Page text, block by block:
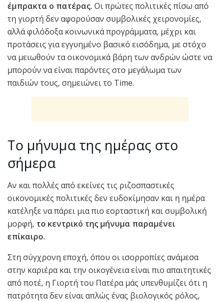
έμπρακτα ο πατέρας. Οι πρώτες πολιτικές πίσω από
τη γιορτή δεν αφορούσαν συμβολικές χειρονομίες,
αλλά φιλόδοξα κοινωνικά προγράμματα, μέχρι και
προτάσεις για εγγυημένο βασικό εισόδημα, με στόχο
να μειωθούν τα οικονομικά βάρη των ανδρών ώστε να
μπορούν να είναι παρόντες στο μεγάλωμα των
παιδιών τους, σημειώνει το Time.
Το μήνυμα της ημέρας στο
σήμερα
Αν και πολλές από εκείνες τις ριζοσπαστικές
οικονομικές πολιτικές δεν ευδοκίμησαν και η ημέρα
κατέληξε να πάρει μια πιο εορταστική και συμβολική
μορφή, το κεντρικό της μήνυμα παραμένει
επίκαιρο.
Στη σύγχρονη εποχή, όπου οι ισορροπίες ανάμεσα
στην καριέρα και την οικογένεια είναι πιο απαιτητικές
από ποτέ, η Γιορτή του Πατέρα μάς υπενθυμίζει ότι η
πατρότητα δεν είναι απλώς ένας βιολογικός ρόλος,